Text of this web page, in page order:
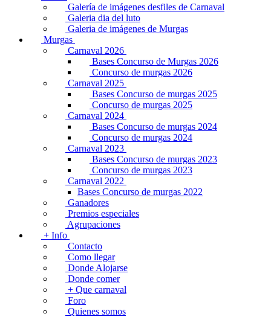
Galería de imágenes desfiles de Carnaval
Galeria dia del luto
Galeria de imágenes de Murgas
Murgas
Carnaval 2026
Bases Concurso de Murgas 2026
Concurso de murgas 2026
Carnaval 2025
Bases Concurso de murgas 2025
Concurso de murgas 2025
Carnaval 2024
Bases Concurso de murgas 2024
Concurso de murgas 2024
Carnaval 2023
Bases Concurso de murgas 2023
Concurso de murgas 2023
Carnaval 2022
Bases Concurso de murgas 2022
Ganadores
Premios especiales
Agrupaciones
+ Info
Contacto
Como llegar
Donde Alojarse
Donde comer
+ Que carnaval
Foro
Quienes somos